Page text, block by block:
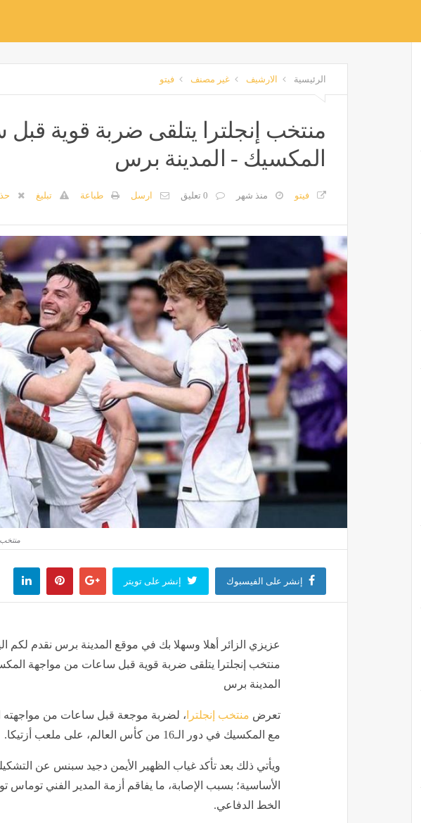
الرئيسية الارشيف غير مصنف فيتو
منتخب إنجلترا يتلقى ضربة قوية
المكسيك - المدينة برس
فيتو منذ شهر 0 تعليق ارسل طباعة تبليغ
إنشر على الفيسبوك إنشر على تويتر
عزيزي الزائر أهلا وسهلا بك في موقع المدينة برس نقدم لكم
منتخب إنجلترا يتلقى ضربة قوية قبل ساعات من مواجهة
المدينة برس
تعرض منتخب إنجلترا ، لضربة موجعة قبل ساعات من مواجهته
مع المكسيك في دور الـ16 من كأس العالم، على ملعب أزتيكا.
ويأتي ذلك بعد تأكد غياب الظهير الأيمن دجيد سبنس عن
الأساسية؛ بسبب الإصابة، ما يفاقم أزمة المدير الفني توماس
الخط الدفاعي.